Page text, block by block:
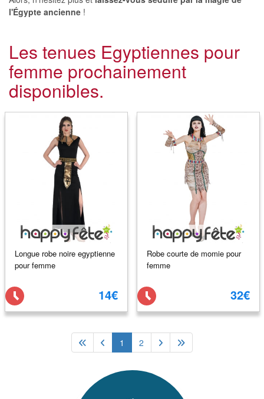
l'Égypte ancienne !
Les tenues Egyptiennes pour
femme prochainement
disponibles.
Longue robe noire egyptienne
pour femme
14€
Robe courte de momie pour
femme
32€
1 2